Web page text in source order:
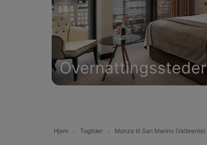
Overnattingssteder
Hjem Togtider Monza til San Marino (Valbrenta)